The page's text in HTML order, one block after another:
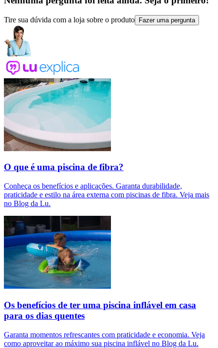
Tire sua dúvida com a loja sobre o produto Fazer uma pergunta
O que é uma piscina de fibra?
Conheça os benefícios e aplicações. Garanta durabilidade,
praticidade e estilo na área externa com piscinas de fibra. Veja mais
no Blog da Lu.
Os benefícios de ter uma piscina inflável em casa
para os dias quentes
Garanta momentos refrescantes com praticidade e economia. Veja
como aproveitar ao máximo sua piscina inflável no Blog da Lu.